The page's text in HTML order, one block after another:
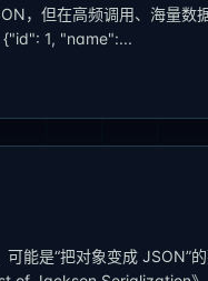
，但在高频调用、海量数
{"id": 1, "name":...
能是“把对象变成 JSON”